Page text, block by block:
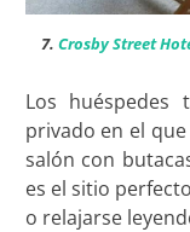
7. Crosby Street
Los huéspedes
privado en el
salón con
es el sitio
o relajarse